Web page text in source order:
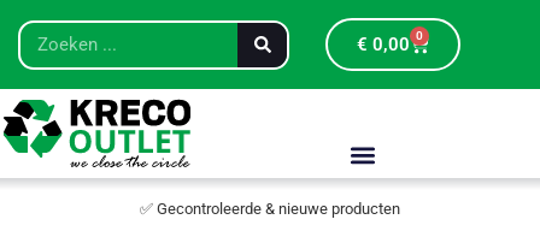
€ 0,00 0
✅ Gecontroleerde & nieuwe producten